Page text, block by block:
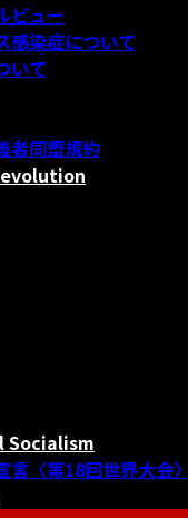
ビュー
感染症について
いて
者同盟規約
Socialism
〈第18回世界大会〉